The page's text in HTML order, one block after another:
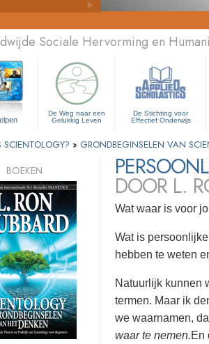
Sociale Hervorming en
De Weg naar een
Gelukkig Leven
De Stichting voor
Effectief Onderwijs
SCIENTOLOGY? » GRONDBEGINSELEN VAN
DOOR L.
Wat waar is voor
Wat is
hebben te weten
Natuurlijk kunnen
termen. Maar ik
we waarnamen,
waar te nemen.En
BOEKEN